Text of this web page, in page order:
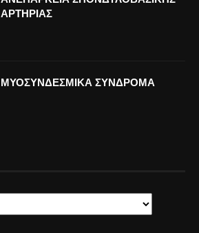
ΑΡΤΗΡΙΑΣ
ΜΥΟΣΥΝΔΕΣΜΙΚΑ ΣΥΝΔΡΟΜΑ